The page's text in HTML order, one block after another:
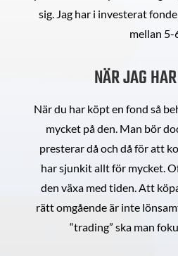
sig. Jag har i investerat
mellan 5-
NÄR JAG
När du har köpt en fond så
mycket på den. Man bör
presterar då och då för att
har sjunkit allt för mycket.
den växa med tiden. Att
rätt omgående är inte
“trading” ska man